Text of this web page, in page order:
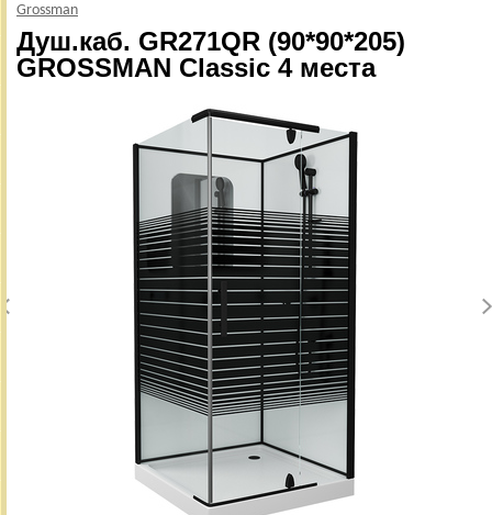
Grossman
Душ.каб. GR271QR (90*90*205)
GROSSMAN Classic 4 места